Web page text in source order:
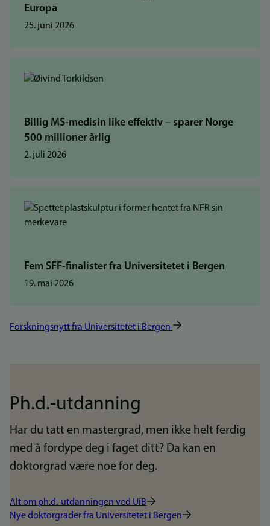
Europa
25. juni 2026
Billig MS-medisin like effektiv – sparer Norge
500 millioner årlig
2. juli 2026
Fem SFF-finalister fra Universitetet i Bergen
19. mai 2026
Forskningsnytt fra Universitetet i Bergen
Ph.d.-utdanning
Har du tatt en mastergrad, men ikke helt ferdig
med å fordype deg i faget ditt? Da kan en
doktorgrad være noe for deg.
Alt om ph.d.-utdanningen ved UiB
Nye doktorgrader fra Universitetet i Bergen